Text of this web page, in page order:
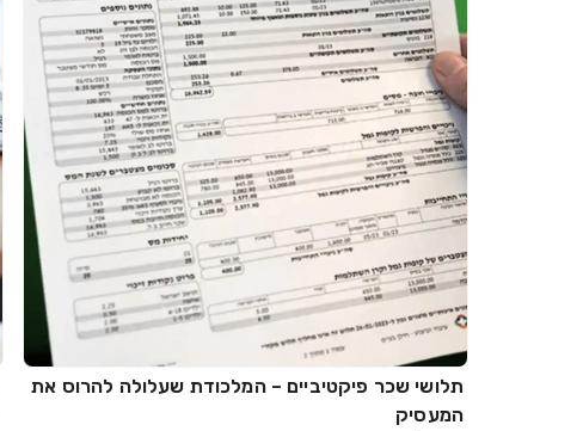
תלושי שכר פיקטיביים – המלכודת שעלולה להרוס את
המעסיק